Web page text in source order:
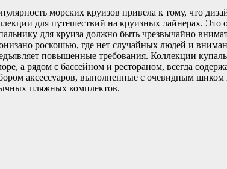
морских круизов привела к тому, что
для путешествий на круизных лайнерах.
для круиза должно быть чрезвычайно
роскошью, где нет случайных людей и
повышенные требования. Коллекции
а рядом с бассейном и рестораном, всегда
аксессуаров, выполненные с очевидным
пляжных комплектов.